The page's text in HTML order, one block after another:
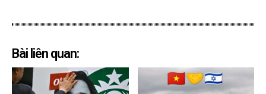
Bài liên quan: